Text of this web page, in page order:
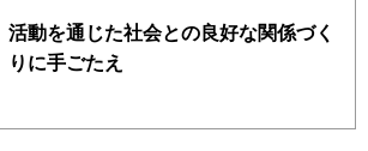
活動を通じた社会との良好な関係づく
りに手ごたえ